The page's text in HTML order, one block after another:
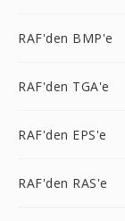
RAF'den BMP'e
RAF'den TGA'e
RAF'den EPS'e
RAF'den RAS'e